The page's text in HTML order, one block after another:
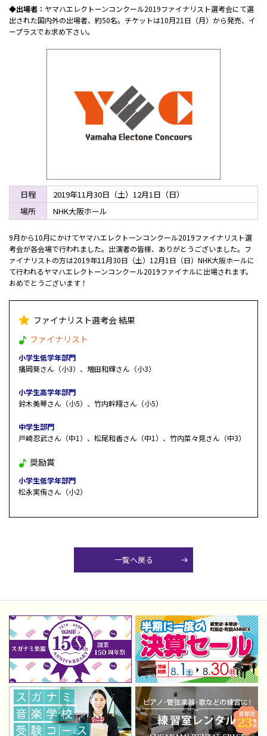
◆出場者： ヤマハエレクトーンコンクール2019ファイナリスト選考会にて選
出された国内外の出場者、約50名。チケットは10月21日（月）から発売、イ
ープラスでお求め下さい。
日程
2019年11月30日（土）12月1日（日）
場所
NHK大阪ホール
9月から10月にかけてヤマハエレクトーンコンクール2019ファイナリスト選
考会が各会場で行われました。出演者の皆様、ありがとうございました。フ
ァイナリストの方は2019年11月30日（土）12月1日（日）NHK大阪ホールに
て行われるヤマハエレクトーンコンクール2019ファイナルに出場されます。
おめでとうございます！
ファイナリスト選考会 結果
ファイナリスト
小学生低学年部門
播岡葵さん（小3）、増田和輝さん（小3）
小学生高学年部門
鈴木美琴さん（小5）、竹内幹翔さん（小5）
中学生部門
戸崎忍武さん（中1）、松尾和香さん（中1）、竹内菜々見さん（中3）
奨励賞
小学生低学年部門
松永実侑さん（小2）
一覧へ戻る